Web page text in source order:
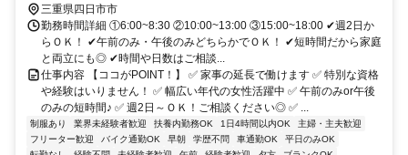
三重県四日市市
勤務時間詳細 ①6:00~8:30 ②10:00~13:00 ③15:00~18:00 ✔週2日か
らＯＫ！ ✔午前のみ・午後のみどちらかでＯＫ！ ✔短時間だから家庭
と両立にも◎ ✔時間や日数はご相談...
仕事内容 【ココがPOINT！】 ✅ 家事の延長で働けます ✅ 特別な資格
や経験はいりません！ ✅ 幅広い年代の女性活躍中 ✅ 午前のみor午後
のみの短時間♪ ✅ 週2日～ＯＫ！ご相談ください◎ ✅ ...
制服あり 業界未経験者歓迎 扶養内勤務OK 1日4時間以内OK
主婦・主夫歓迎
フリーター歓迎
バイク通勤OK 早朝 学歴不問 車通勤OK
平日のみOK